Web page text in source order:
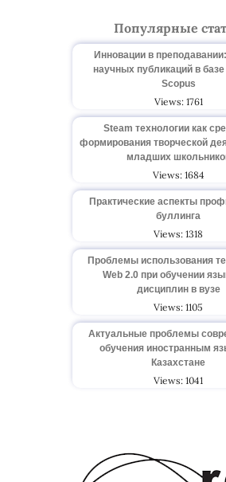
Популярные
Инновации в
научных публикаций в
Scopus
Views: 1761
Steam технологии как
формирования творческой
младших
Views: 1684
Практические аспекты
буллинга
Views: 1318
Проблемы использования
Web 2.0 при обучении
дисциплин в вузе
Views: 1105
Актуальные проблемы
обучения иностранным
Казахстане
Views: 1041